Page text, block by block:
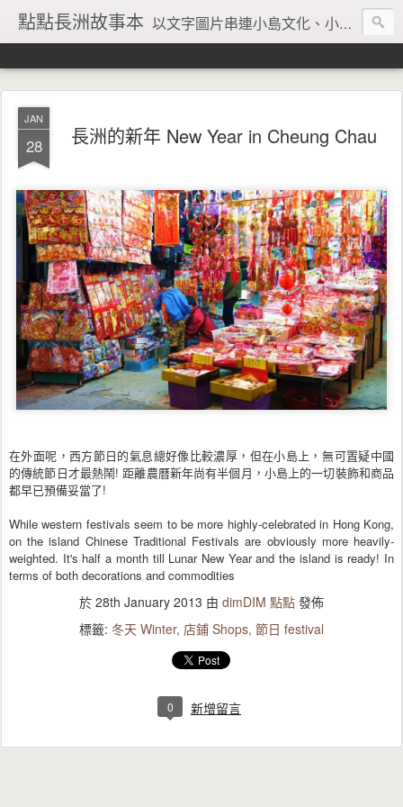
點點長洲故事本 以文字圖片串連小島文化、小島風情、小島回憶
JAN
28 長洲的新年 New Year in Cheung Chau
在外面呢，西方節日的氣息總好像比較濃厚，但在小島上， 無可置疑中國
的傳統節日才最熱鬧! 距離農曆新年尚有半個月，小島上的一切裝飾和商品
都早已預備妥當了!
While western festivals seem to be more highly-celebrated in Hong Kong,
on the island Chinese Traditional Festivals are obviously more heavily-
weighted. It's half a month till Lunar New Year and the island is ready! In
terms of both decorations and commodities
於 28th January 2013 由 dimDIM 點點 發佈
標籤: 冬天 Winter 店鋪 Shops 節日 festival
0 新增留言